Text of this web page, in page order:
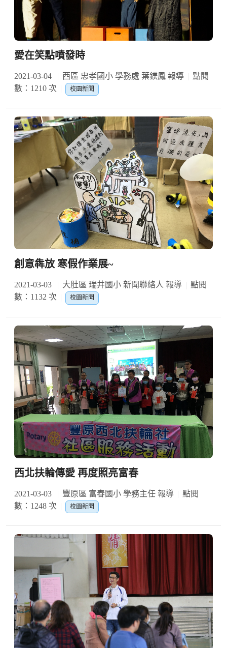
愛在笑點噴發時
2021-03-04 西區 忠孝國小 學務處 葉鎂鳳 報導
點閱
數：1210 次
校園新聞
創意犇放 寒假作業展~
2021-03-03 大肚區 瑞井國小 新聞聯絡人 報導
點閱
數：1132 次
校園新聞
西北扶輪傳愛 再度照亮富春
2021-03-03 豐原區 富春國小 學務主任 報導
點閱
數：1248 次
校園新聞